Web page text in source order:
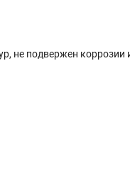
не подвержен коррозии